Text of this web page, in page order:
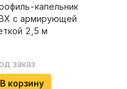
капельник
с армирующей
2,5 м
заказ
В корзину